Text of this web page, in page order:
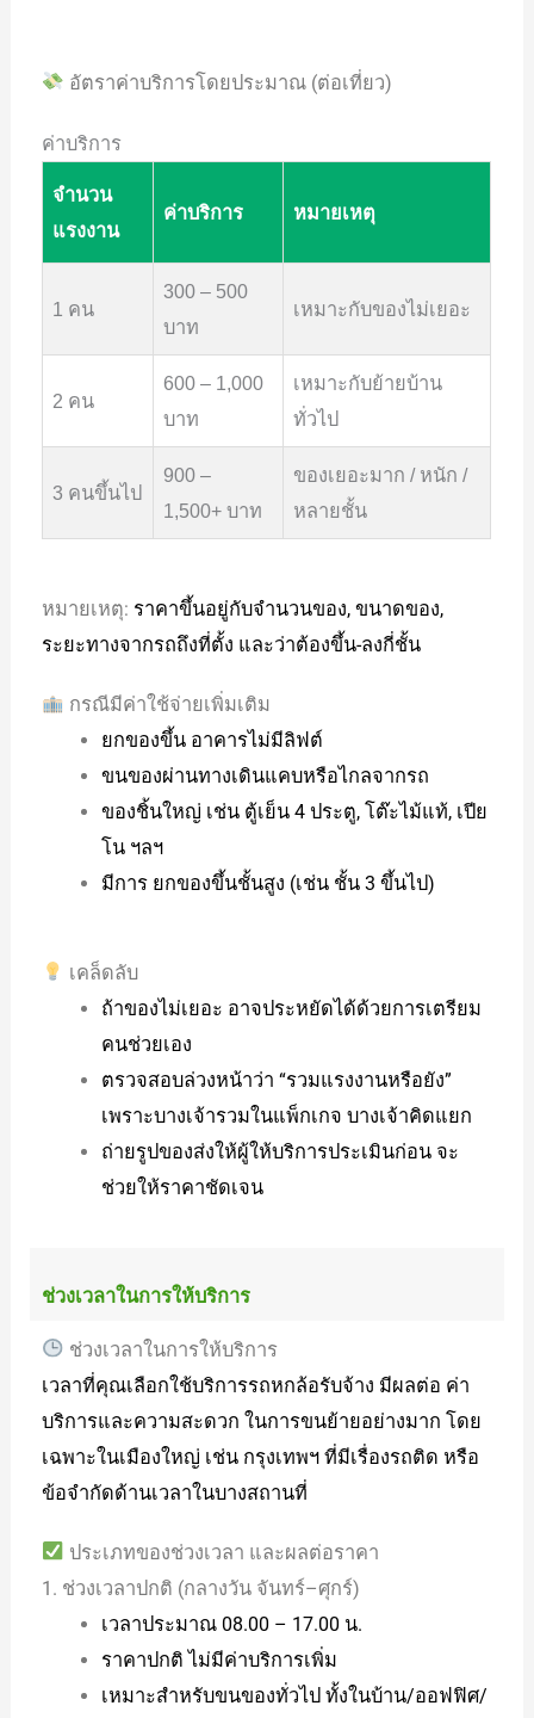
อัตราค่าบริการโดยประมาณ (ต่อเที่ยว)
ค่าบริการ
จำนวน
แรงงาน
ค่าบริการ หมายเหตุ
1 คน
300 – 500
บาท
เหมาะกับของไม่เยอะ
2 คน
600 – 1,000
บาท
เหมาะกับย้ายบ้าน
ทั่วไป
3 คนขึ้นไป
900 –
1,500+ บาท
ของเยอะมาก / หนัก /
หลายชั้น
หมายเหตุ: ราคาขึ้นอยู่กับจำนวนของ, ขนาดของ,
ระยะทางจากรถถึงที่ตั้ง และว่าต้องขึ้น-ลงกี่ชั้น
กรณีมีค่าใช้จ่ายเพิ่มเติม
ยกของขึ้น อาคารไม่มีลิฟต์
ขนของผ่านทางเดินแคบหรือไกลจากรถ
ของชิ้นใหญ่ เช่น ตู้เย็น 4 ประตู, โต๊ะไม้แท้, เปีย
โน ฯลฯ
มีการ ยกของขึ้นชั้นสูง (เช่น ชั้น 3 ขึ้นไป)
เคล็ดลับ
ถ้าของไม่เยอะ อาจประหยัดได้ด้วยการเตรียม
คนช่วยเอง
ตรวจสอบล่วงหน้าว่า “รวมแรงงานหรือยัง”
เพราะบางเจ้ารวมในแพ็กเกจ บางเจ้าคิดแยก
ถ่ายรูปของส่งให้ผู้ให้บริการประเมินก่อน จะ
ช่วยให้ราคาชัดเจน
ช่วงเวลาในการให้บริการ
ช่วงเวลาในการให้บริการ
เวลาที่คุณเลือกใช้บริการรถหกล้อรับจ้าง มีผลต่อ ค่า
บริการและความสะดวก ในการขนย้ายอย่างมาก โดย
เฉพาะในเมืองใหญ่ เช่น กรุงเทพฯ ที่มีเรื่องรถติด หรือ
ข้อจำกัดด้านเวลาในบางสถานที่
ประเภทของช่วงเวลา และผลต่อราคา
1. ช่วงเวลาปกติ (กลางวัน จันทร์–ศุกร์)
เวลาประมาณ 08.00 – 17.00 น.
ราคาปกติ ไม่มีค่าบริการเพิ่ม
เหมาะสำหรับขนของทั่วไป ทั้งในบ้าน/ออฟฟิศ/